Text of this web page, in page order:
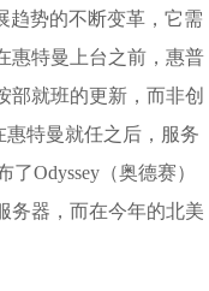
趋势的不断变革，它需
惠特曼上台之前，惠普
部就班的更新，而非创
特曼就任之后，服务
Odyssey（奥德赛）
务器，而在今年的北美